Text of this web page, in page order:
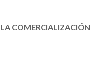
LA COMERCIALIZACIÓN